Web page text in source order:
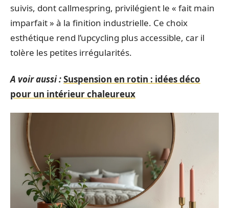
suivis, dont callmespring, privilégient le « fait main
imparfait » à la finition industrielle. Ce choix
esthétique rend l’upcycling plus accessible, car il
tolère les petites irrégularités.
A voir aussi :Suspension en rotin : idées déco
pour un intérieur chaleureux